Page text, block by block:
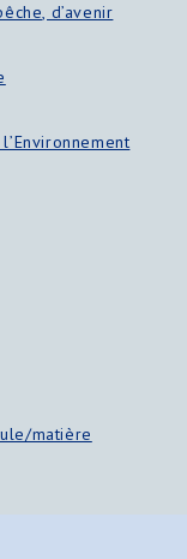
d’avenir
matière